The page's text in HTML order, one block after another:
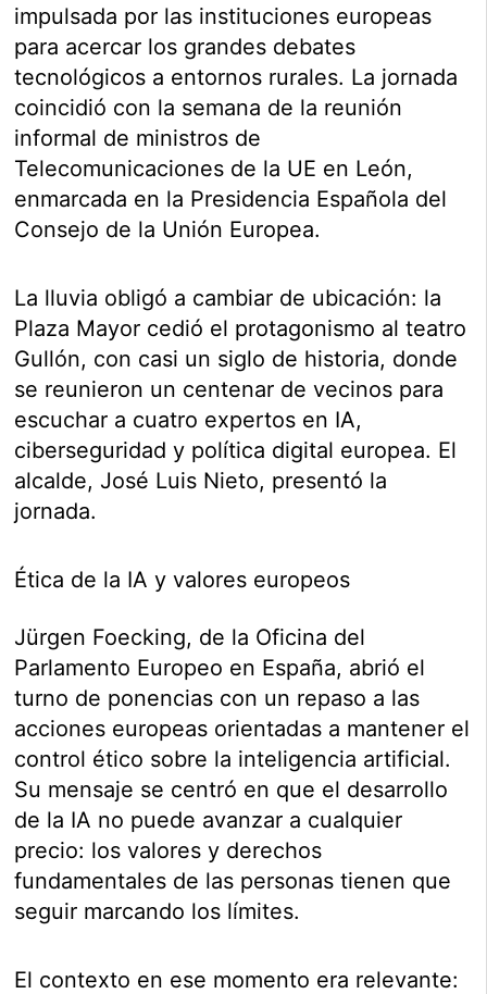
impulsada por las instituciones europeas
para acercar los grandes debates
tecnológicos a entornos rurales. La jornada
coincidió con la semana de la reunión
informal de ministros de
Telecomunicaciones de la UE en León,
enmarcada en la Presidencia Española del
Consejo de la Unión Europea.
La lluvia obligó a cambiar de ubicación: la
Plaza Mayor cedió el protagonismo al teatro
Gullón, con casi un siglo de historia, donde
se reunieron un centenar de vecinos para
escuchar a cuatro expertos en IA,
ciberseguridad y política digital europea. El
alcalde, José Luis Nieto, presentó la
jornada.
Ética de la IA y valores europeos
Jürgen Foecking, de la Oficina del
Parlamento Europeo en España, abrió el
turno de ponencias con un repaso a las
acciones europeas orientadas a mantener el
control ético sobre la inteligencia artificial.
Su mensaje se centró en que el desarrollo
de la IA no puede avanzar a cualquier
precio: los valores y derechos
fundamentales de las personas tienen que
seguir marcando los límites.
El contexto en ese momento era relevante: